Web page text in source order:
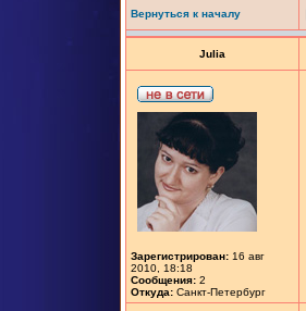
Вернуться к началу
Julia
Зарегистрирован: 16 авг
2010, 18:18
Сообщения: 2
Откуда: Санкт-Петербург